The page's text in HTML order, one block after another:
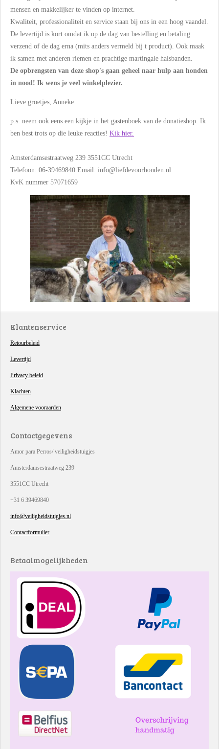
mensen en makkelijker te vinden op internet.
Kwaliteit, professionaliteit en service staan bij ons in een hoog vaandel.
De levertijd is kort omdat ik op de dag van bestelling en betaling
verzend of de dag erna (mits anders vermeld bij t product). Ook maak
ik samen met anderen riemen en prachtige martingale halsbanden.
De opbrengsten van deze shop's gaan geheel naar hulp aan honden
in nood! Ik wens je veel winkelplezier.
Lieve groetjes, Anneke
p.s. neem ook eens een kijkje in het gastenboek van de donatieshop. Ik
ben best trots op die leuke reacties! Kik hier.
Amsterdamsestraatweg 239 3551CC Utrecht
Telefoon: 06-39469840 Email: info@liefdevoorhonden.nl
KvK nummer 57071659
Klantenservice
Retourbeleid
Levertijd
Privacy beleid
Klachten
Algemene vooraarden
Contactgegevens
Amor para Perros/ veiligheidstuigjes
Amsterdamsestraatweg 239
3551CC Utrecht
+31 6 39469840
info@veiligheidstuigjes.nl
Contactformulier
Betaalmogelijkheden